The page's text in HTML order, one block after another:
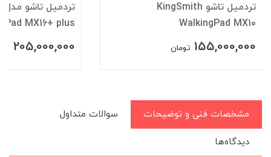
تردمیل تاشو KingSmith
WalkingPad MX10
155,000,000 تومان
MX16+ plus
205,000,000
مشخصات فنی و توضیحات سوالات متداول
دیدگاه‌ها